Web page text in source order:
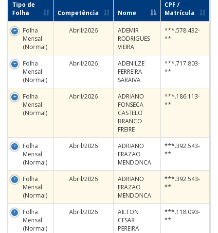
Tipo de
Folha
Competência Nome
CPF /
Matrícula
Folha
Mensal
(Normal)
Abril/2026
ADEMIR
RODRIGUES
VIEIRA
***.578.432-
**
Folha
Mensal
(Normal)
Abril/2026
ADENILZE
FERREIRA
SARAIVA
***.717.803-
**
Folha
Mensal
(Normal)
Abril/2026
ADRIANO
FONSECA
CASTELO
BRANCO
FREIRE
***.186.113-
**
Folha
Mensal
(Normal)
Abril/2026
ADRIANO
FRAZAO
MENDONCA
***.392.543-
**
Folha
Mensal
(Normal)
Abril/2026
ADRIANO
FRAZAO
MENDONCA
***.392.543-
**
Folha
Mensal
(Normal)
Abril/2026
AILTON
CESAR
PEREIRA
***.118.093-
**